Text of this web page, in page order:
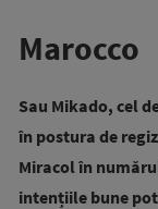
Marocco
Sau Mikado, cel
în postura de
Miracol în
intențiile bune